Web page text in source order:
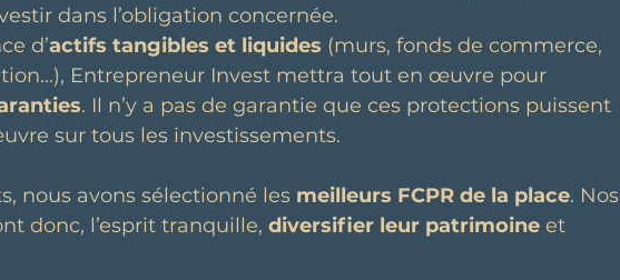
dans l’obligation concernée.
d’actifs tangibles et liquides (murs, fonds de commerce,
Entrepreneur Invest mettra tout en œuvre pour
. Il n’y a pas de garantie que ces protections puissent
sur tous les investissements.
nous avons sélectionné les meilleurs FCPR de la place. Nos
donc, l’esprit tranquille, diversifier leur patrimoine et